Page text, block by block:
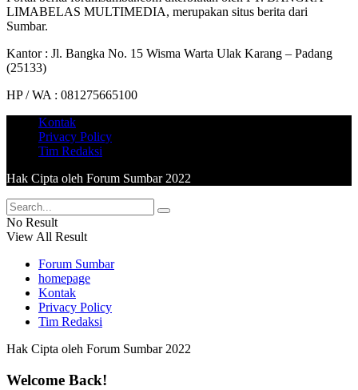
LIMABELAS MULTIMEDIA, merupakan situs berita dari
Sumbar.
Kantor : Jl. Bangka No. 15 Wisma Warta Ulak Karang – Padang
(25133)
HP / WA : 081275665100
Kontak
Privacy Policy
Tim Redaksi
Hak Cipta oleh Forum Sumbar 2022
No Result
View All Result
Forum Sumbar
homepage
Kontak
Privacy Policy
Tim Redaksi
Hak Cipta oleh Forum Sumbar 2022
Welcome Back!